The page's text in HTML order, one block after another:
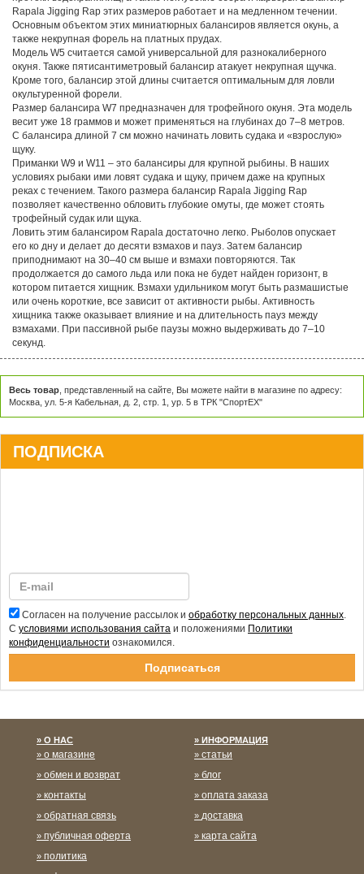
протоки водохранилищ, а также неглубокие озера и карьеры. Балансир
Rapala Jigging Rap этих размеров работает и на медленном течении.
Основным объектом этих миниатюрных балансиров является окунь, а
также некрупная форель на платных прудах.
Модель W5 считается самой универсальной для разнокалиберного
окуня. Также пятисантиметровый балансир атакует некрупная щучка.
Кроме того, балансир этой длины считается оптимальным для ловли
окультуренной форели.
Размер балансира W7 предназначен для трофейного окуня. Эта модель
весит уже 18 граммов и может применяться на глубинах до 7–8 метров.
С балансира длиной 7 см можно начинать ловить судака и «взрослую»
щуку.
Приманки W9 и W11 – это балансиры для крупной рыбины. В наших
условиях рыбаки ими ловят судака и щуку, причем даже на крупных
реках с течением. Такого размера балансир Rapala Jigging Rap
позволяет качественно обловить глубокие омуты, где может стоять
трофейный судак или щука.
Ловить этим балансиром Rapala достаточно легко. Рыболов опускает
его ко дну и делает до десяти взмахов и пауз. Затем балансир
приподнимают на 30–40 см выше и взмахи повторяются. Так
продолжается до самого льда или пока не будет найден горизонт, в
котором питается хищник. Взмахи удильником могут быть размашистые
или очень короткие, все зависит от активности рыбы. Активность
хищника также оказывает влияние и на длительность пауз между
взмахами. При пассивной рыбе паузы можно выдерживать до 7–10
Весь товар , представленный на сайте, Вы можете найти в магазине по адресу:
ПОДПИСКА
Согласен на получение рассылок иобработку персональных данных
Сусловиями использования сайтаи положениями
конфиденциальностиознакомился.